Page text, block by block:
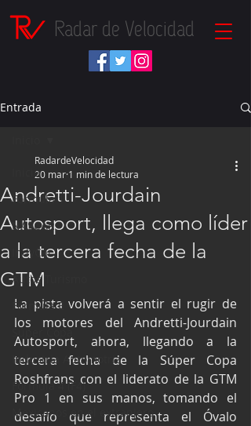
Radar de Velocidad
Entrada
Inicio
Fórmula 1
NASCAR
IndyCar
Autos Turismo
Fórmula E
Súper Copa
Industria Automotriz
Fórmula 4 (F4)
Mexicanos en el extranjero
Andretti-Jourdain
Autosport, llega como líder
a la tercera fecha de la
GTM
RadardeVelocidad
20 mar 1 min de lectura
La pista volverá a sentir el rugir de
los motores del Andretti-Jourdain
Autosport, ahora, llegando a la
tercera fecha de la Súper Copa
Roshfrans con el liderato de la GTM
Pro 1 en sus manos, tomando el
desafío que representa el Óvalo